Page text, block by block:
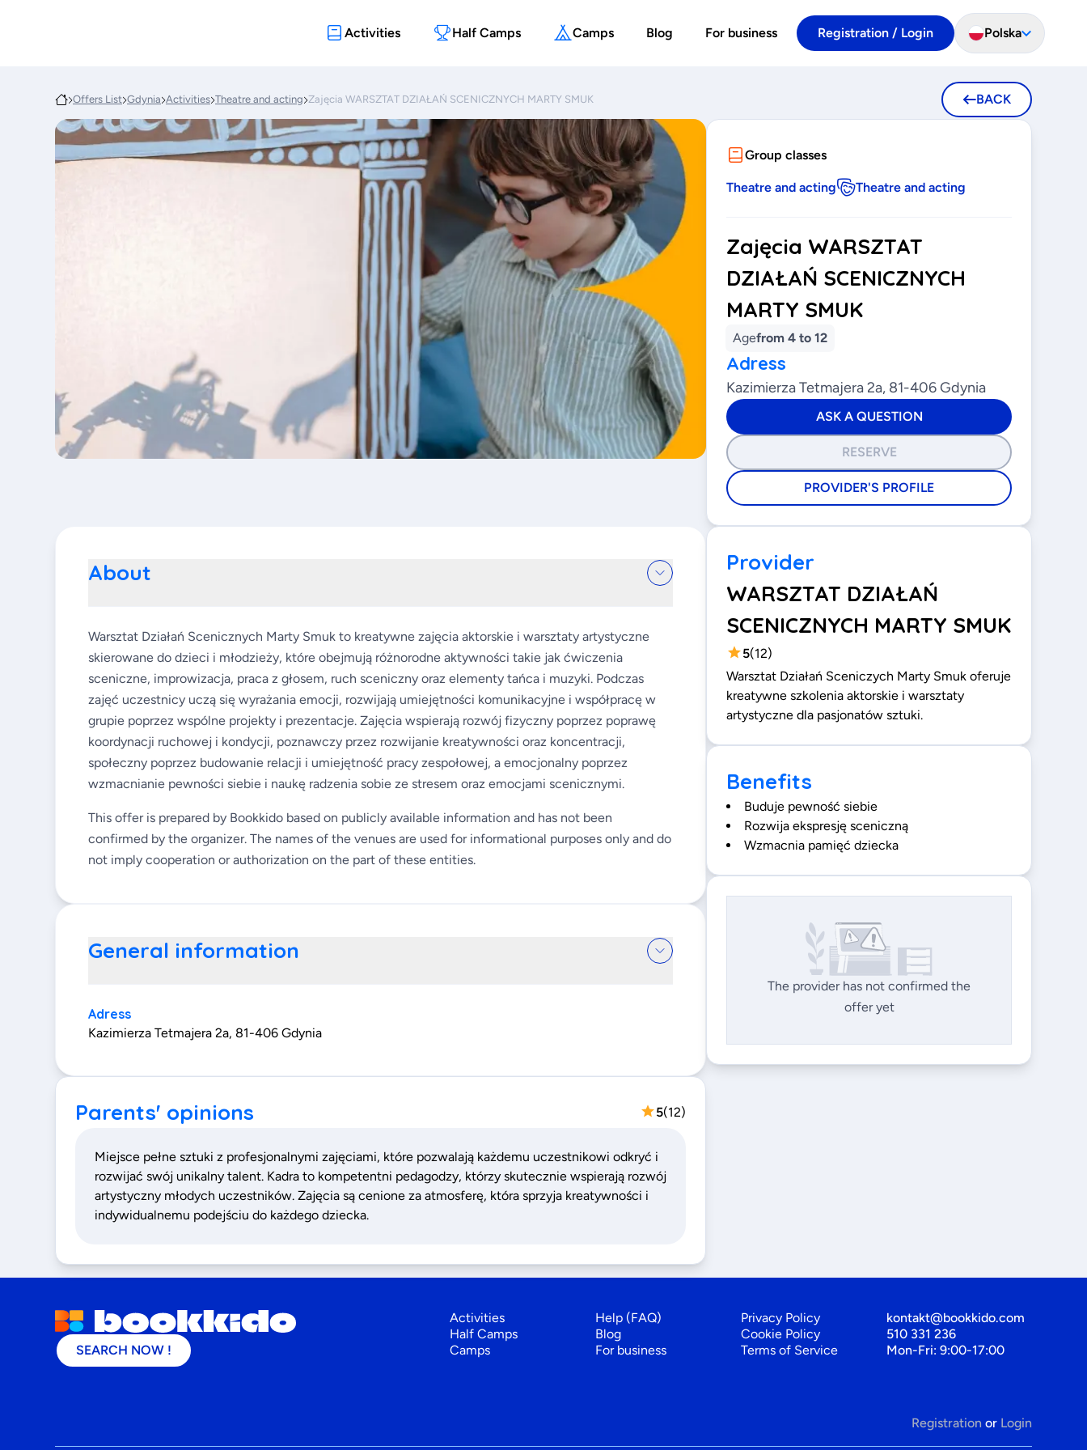
Activities Half Camps Camps Blog For business Registration / Login Polska
Offers List Gdynia Activities Theatre and acting Zajęcia WARSZTAT DZIAŁAŃ SCENICZNYCH MARTY SMUK BACK
Group classes
Theatre and acting Theatre and acting
Zajęcia WARSZTAT
DZIAŁAŃ SCENICZNYCH
MARTY SMUK
Agefrom 4 to 12
Adress
Kazimierza Tetmajera 2a, 81-406 Gdynia
ASK A QUESTION
RESERVE
PROVIDER'S PROFILE
About
Warsztat Działań Scenicznych Marty Smuk to kreatywne zajęcia aktorskie i warsztaty artystyczne
skierowane do dzieci i młodzieży, które obejmują różnorodne aktywności takie jak ćwiczenia
sceniczne, improwizacja, praca z głosem, ruch sceniczny oraz elementy tańca i muzyki. Podczas
zajęć uczestnicy uczą się wyrażania emocji, rozwijają umiejętności komunikacyjne i współpracę w
grupie poprzez wspólne projekty i prezentacje. Zajęcia wspierają rozwój fizyczny poprzez poprawę
koordynacji ruchowej i kondycji, poznawczy przez rozwijanie kreatywności oraz koncentracji,
społeczny poprzez budowanie relacji i umiejętność pracy zespołowej, a emocjonalny poprzez
wzmacnianie pewności siebie i naukę radzenia sobie ze stresem oraz emocjami scenicznymi.
This offer is prepared by Bookkido based on publicly available information and has not been
confirmed by the organizer. The names of the venues are used for informational purposes only and do
not imply cooperation or authorization on the part of these entities.
General information
Adress
Kazimierza Tetmajera 2a, 81-406 Gdynia
Parents' opinions 5(12)
Miejsce pełne sztuki z profesjonalnymi zajęciami, które pozwalają każdemu uczestnikowi odkryć i
rozwijać swój unikalny talent. Kadra to kompetentni pedagodzy, którzy skutecznie wspierają rozwój
artystyczny młodych uczestników. Zajęcia są cenione za atmosferę, która sprzyja kreatywności i
indywidualnemu podejściu do każdego dziecka.
Provider
WARSZTAT DZIAŁAŃ
SCENICZNYCH MARTY SMUK
5(12)
Warsztat Działań Sceniczych Marty Smuk oferuje
kreatywne szkolenia aktorskie i warsztaty
artystyczne dla pasjonatów sztuki.
Benefits
Buduje pewność siebie
Rozwija ekspresję sceniczną
Wzmacnia pamięć dziecka
The provider has not confirmed the
offer yet
SEARCH NOW !
Activities
Half Camps
Camps
Help (FAQ)
Blog
For business
Privacy Policy
Cookie Policy
Terms of Service
kontakt@bookkido.com
510 331 236
Mon-Fri: 9:00-17:00
Registration or Login